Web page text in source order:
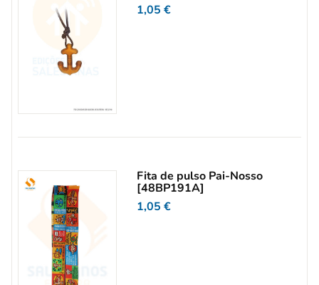
1,05€
Fita de pulso Pai-Nosso
[48BP191A]
1,05€